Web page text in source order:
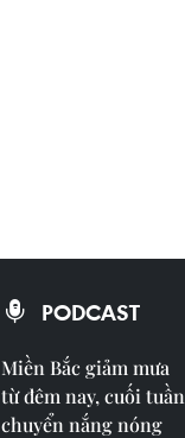
PODCAST
Miền Bắc giảm mưa
từ đêm nay, cuối tuần
chuyển nắng nóng